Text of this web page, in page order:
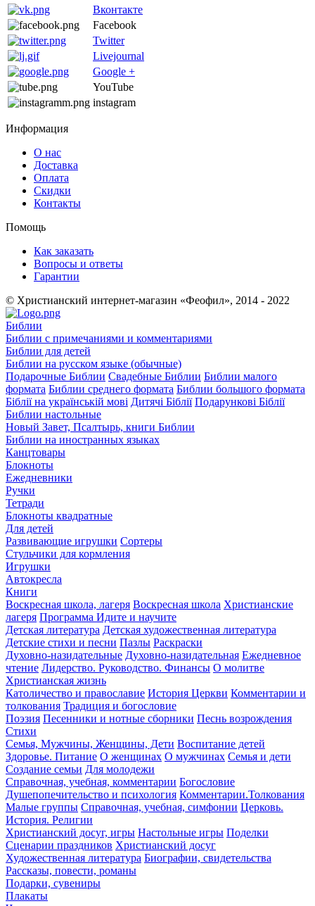
Вконтакте
Facebook
Twitter
Livejournal
Google +
YouTube
instagram
Информация
О нас
Доставка
Оплата
Скидки
Контакты
Помощь
Как заказать
Вопросы и ответы
Гарантии
© Христианский интернет-магазин «Феофил», 2014 - 2022
Библии
Библии с примечаниями и комментариями
Библии для детей
Библии на русском языке (обычные)
Подарочные Библии Свадебные Библии Библии малого
формата Библии среднего формата Библии большого формата
Біблії на українській мові Дитячі Біблії Подарункові Біблії
Библии настольные
Новый Завет, Псалтырь, книги Библии
Библии на иностранных языках
Канцтовары
Блокноты
Ежедневники
Ручки
Тетради
Блокноты квадратные
Для детей
Развивающие игрушки Сортеры
Стульчики для кормления
Игрушки
Автокресла
Книги
Воскресная школа, лагеря Воскресная школа Христианские
лагеря Программа Идите и научите
Детская литература Детская художественная литература
Детские стихи и песни Пазлы Раскраски
Духовно-назидательные Духовно-назидательная Ежедневное
чтение Лидерство. Руководство. Финансы О молитве
Христианская жизнь
Католичество и православие История Церкви Комментарии и
толкования Традиция и богословие
Поэзия Песенники и нотные сборники Песнь возрождения
Стихи
Семья, Мужчины, Женщины, Дети Воспитание детей
Здоровье. Питание О женщинах О мужчинах Семья и дети
Создание семьи Для молодежи
Справочная, учебная, комментарии Богословие
Душепопечительство и психология Комментарии.Толкования
Малые группы Справочная, учебная, симфонии Церковь.
История. Религии
Христианский досуг, игры Настольные игры Поделки
Сценарии праздников Христианский досуг
Художественная литература Биографии, свидетельства
Рассказы, повести, романы
Подарки, сувениры
Плакаты